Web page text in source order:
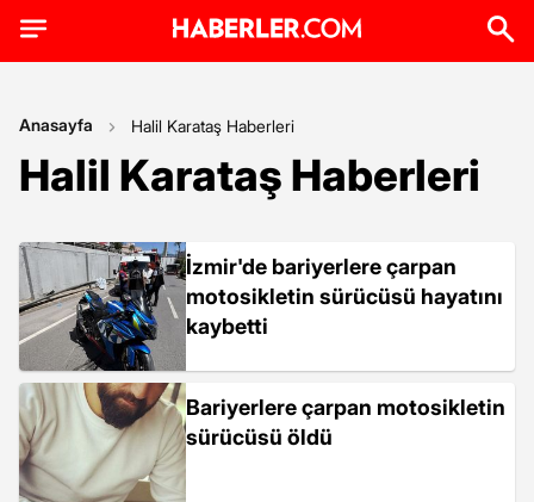
Anasayfa Halil Karataş Haberleri
Halil Karataş Haberleri
İzmir'de bariyerlere çarpan
motosikletin sürücüsü hayatını
kaybetti
Bariyerlere çarpan motosikletin
sürücüsü öldü